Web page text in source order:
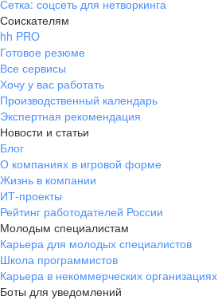
Сетка: соцсеть для нетворкинга
Соискателям
hh PRO
Готовое резюме
Все сервисы
Хочу у вас работать
Производственный календарь
Экспертная рекомендация
Новости и статьи
Блог
О компаниях в игровой форме
Жизнь в компании
ИТ-проекты
Рейтинг работодателей России
Молодым специалистам
Карьера для молодых специалистов
Школа программистов
Карьера в некоммерческих организациях
Боты для уведомлений